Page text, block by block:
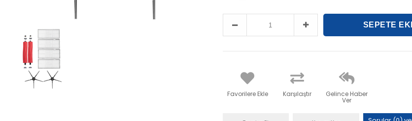
Favorilere Ekle Karşılaştır Gelince Haber
Ver